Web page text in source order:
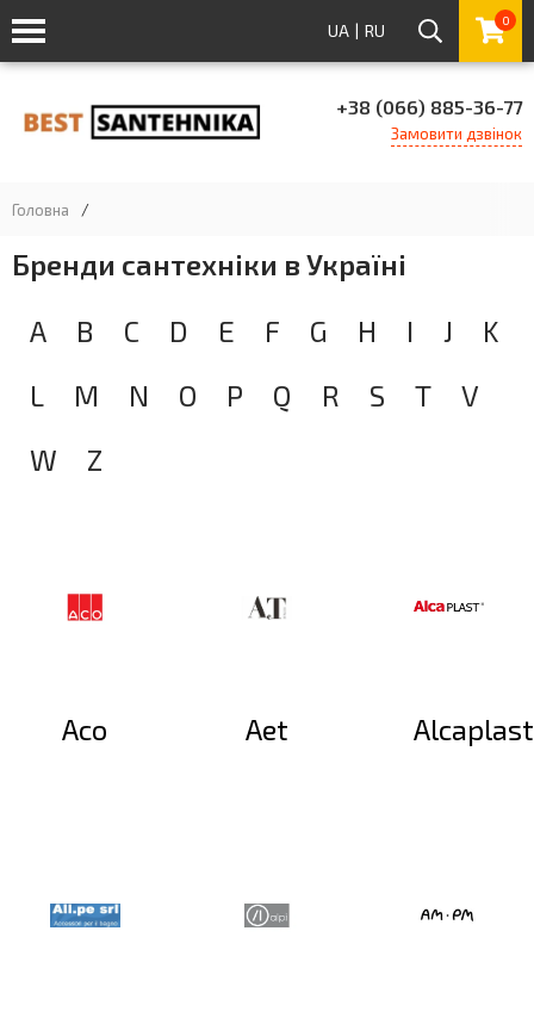
UA | RU 0
+38 (066) 885-36-77
Замовити дзвінок
Головна /
Бренди сантехніки в Україні
A
B C D E F G H I J
K
L
M N O P Q R S T
V
W
Z
Aco Aet Alcaplast